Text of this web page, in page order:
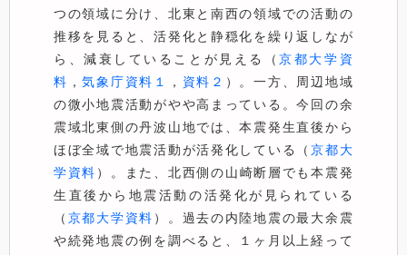
つの領域に分け、北東と南西の領域での活動の
推移を見ると、活発化と静穏化を繰り返しなが
ら、減衰していることが見える（京都大学資
料 ，気象庁資料１ ， 資料２ ）。一方、周辺地域
の微小地震活動がやや高まっている。今回の余
震域北東側の丹波山地では、本震発生直後から
ほぼ全域で地震活動が活発化している（京都大
学資料 ）。また、北西側の山崎断層でも本震発
生直後から地震活動の活発化が見られている
（ 京都大学資料 ）。過去の内陸地震の最大余震
や続発地震の例を調べると、１ヶ月以上経って